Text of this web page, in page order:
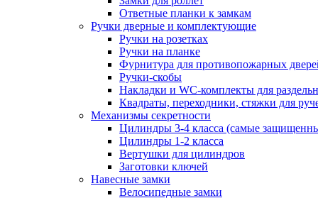
Ответные планки к замкам
Ручки дверные и комплектующие
Ручки на розетках
Ручки на планке
Фурнитура для противопожарных
Ручки-скобы
Накладки и WC-комплекты для
Квадраты, переходники, стяжки для
Механизмы секретности
Цилиндры 3-4 класса (самые
Цилиндры 1-2 класса
Вертушки для цилиндров
Заготовки ключей
Навесные замки
Велосипедные замки